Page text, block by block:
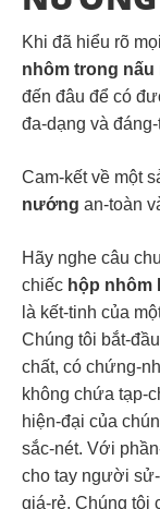
Khi đã hiểu rõ
nhôm trong
đến đâu để có
đa-dạng và
Cam-kết về một
nướng an-toàn
Hãy nghe câu
chiếc hộp nhôm
là kết-tinh của
Chúng tôi bắt-
chất, có chứng-
không chứa tạp-
hiện-đại của
sắc-nét. Với
cho tay người
giá-rẻ. Chúng tôi